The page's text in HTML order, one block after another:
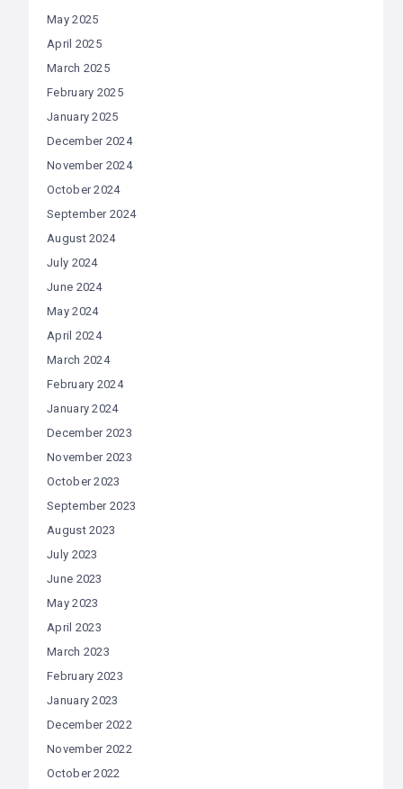
May 2025
April 2025
March 2025
February 2025
January 2025
December 2024
November 2024
October 2024
September 2024
August 2024
July 2024
June 2024
May 2024
April 2024
March 2024
February 2024
January 2024
December 2023
November 2023
October 2023
September 2023
August 2023
July 2023
June 2023
May 2023
April 2023
March 2023
February 2023
January 2023
December 2022
November 2022
October 2022